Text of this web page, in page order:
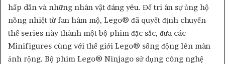
hấp dẫn và những nhân vật đáng yêu. Để tri ân sự ủng hộ
nồng nhiệt từ fan hâm mộ, Lego® đã quyết định chuyển
thể series này thành một bộ phim đặc sắc, đưa các
Minifigures cùng với thế giới Lego® sống động lên màn
ảnh rộng. Bộ phim Lego® Ninjago sử dụng công nghệ